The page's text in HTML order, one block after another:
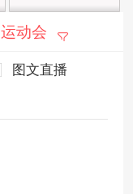
运动会
图文直播